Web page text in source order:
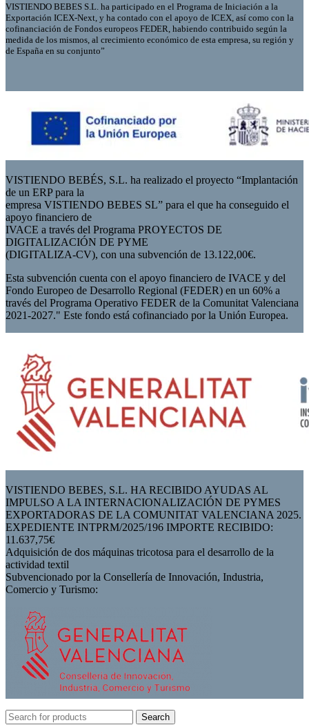
VISTIENDO BEBES S.L. ha participado en el Programa de Iniciación a la
Exportación ICEX-Next, y ha contado con el apoyo de ICEX, así como con la
cofinanciación de Fondos europeos FEDER, habiendo contribuido según la
medida de los mismos, al crecimiento económico de esta empresa, su región y
de España en su conjunto”
VISTIENDO BEBÉS, S.L. ha realizado el proyecto “Implantación
de un ERP para la
empresa VISTIENDO BEBES SL” para el que ha conseguido el
apoyo financiero de
IVACE a través del Programa PROYECTOS DE
DIGITALIZACIÓN DE PYME
(DIGITALIZA-CV), con una subvención de 13.122,00€.
Esta subvención cuenta con el apoyo financiero de IVACE y del
Fondo Europeo de Desarrollo Regional (FEDER) en un 60% a
través del Programa Operativo FEDER de la Comunitat Valenciana
2021-2027." Este fondo está cofinanciado por la Unión Europea.
VISTIENDO BEBES, S.L. HA RECIBIDO AYUDAS AL
IMPULSO A LA INTERNACIONALIZACIÓN DE PYMES
EXPORTADORAS DE LA COMUNITAT VALENCIANA 2025.
EXPEDIENTE INTPRM/2025/196 IMPORTE RECIBIDO:
11.637,75€
Adquisición de dos máquinas tricotosa para el desarrollo de la
actividad textil
Subvencionado por la Consellería de Innovación, Industria,
Comercio y Turismo:
Search